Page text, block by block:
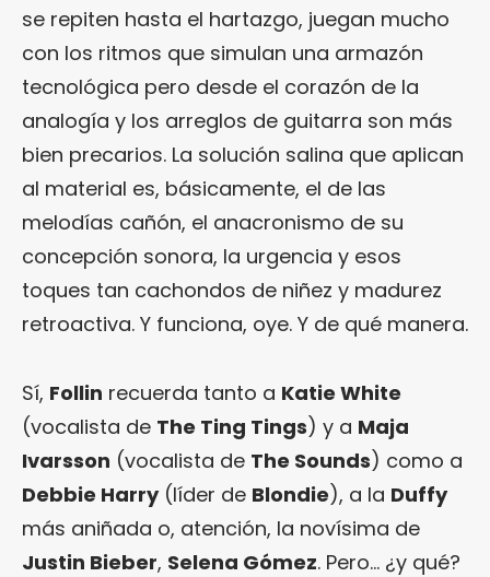
se repiten hasta el hartazgo, juegan mucho
con los ritmos que simulan una armazón
tecnológica pero desde el corazón de la
analogía y los arreglos de guitarra son más
bien precarios. La solución salina que aplican
al material es, básicamente, el de las
melodías cañón, el anacronismo de su
concepción sonora, la urgencia y esos
toques tan cachondos de niñez y madurez
retroactiva. Y funciona, oye. Y de qué manera.
Sí, Follin recuerda tanto a Katie White
(vocalista de The Ting Tings) y a Maja
Ivarsson (vocalista de The Sounds) como a
Debbie Harry(líder de Blondie), a la Duffy
más aniñada o, atención, la novísima de
Justin Bieber, Selena Gómez. Pero… ¿y qué?